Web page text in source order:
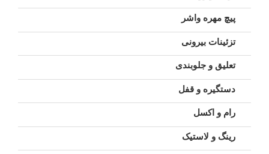
پیچ مهره واشر
تزئینات بیرونی
تعلیق و جلوبندی
دستگیره و قفل
رام و اکسل
رینگ و لاستیک